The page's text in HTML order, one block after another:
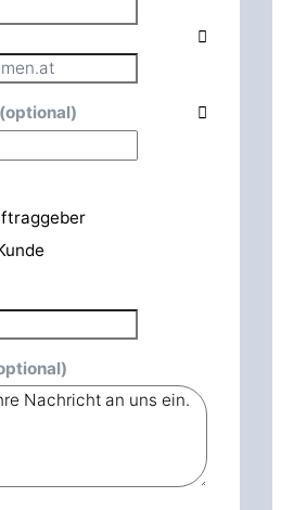
(optional)